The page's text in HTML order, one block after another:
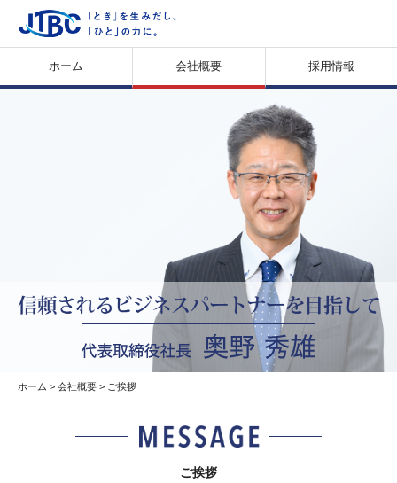
ホーム 会社概要 採用情報
ホーム > 会社概要 > ご挨拶
ご挨拶